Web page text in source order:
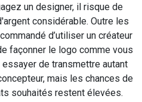
un designer, il risque de
considérable. Outre les
d’utiliser un créateur
façonner le logo comme vous
de transmettre autant
mais les chances de
souhaités restent élevées.